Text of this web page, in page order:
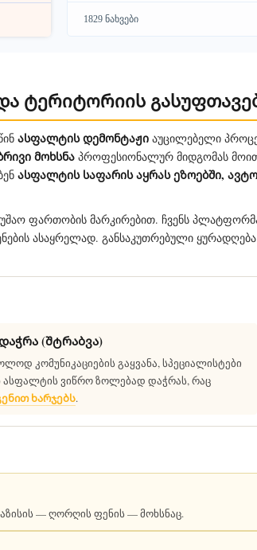
1829 ნახვები
ტერიტორიის
ასფალტის დემონტაჟი აუცილებელი
მოხსნა პროფესიონალურ მიდგომას
ასფალტის საფარის აყრას ეზოებში,
ფართობის მარკირებით. ჩვენს
ასაყრელად. განსაკუთრებული
(შტრაბვა)
კომუნიკაციების გაყვანა, სპეციალისტები
ასფალტის ვიწრო ზოლებად დაჭრას, რაც
ხარჯებს.
— ღორღის ფენის — მოხსნაც.